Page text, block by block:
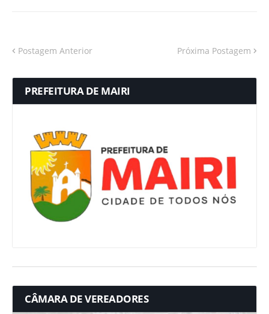
Postagem Anterior Próxima Postagem
PREFEITURA DE MAIRI
CÂMARA DE VEREADORES